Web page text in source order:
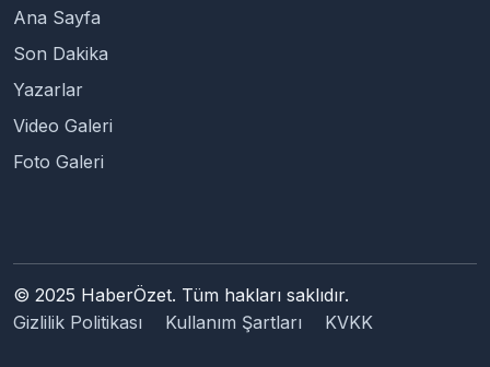
Ana Sayfa
Son Dakika
Yazarlar
Video Galeri
Foto Galeri
© 2025 HaberÖzet. Tüm hakları saklıdır.
Gizlilik Politikası
Kullanım Şartları KVKK